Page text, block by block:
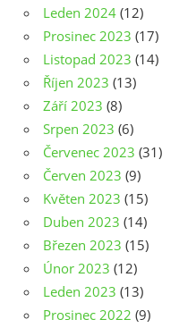
Leden 2024 (12)
Prosinec 2023 (17)
Listopad 2023 (14)
Říjen 2023 (13)
Září 2023 (8)
Srpen 2023 (6)
Červenec 2023 (31)
Červen 2023 (9)
Květen 2023 (15)
Duben 2023 (14)
Březen 2023 (15)
Únor 2023 (12)
Leden 2023 (13)
Prosinec 2022 (9)